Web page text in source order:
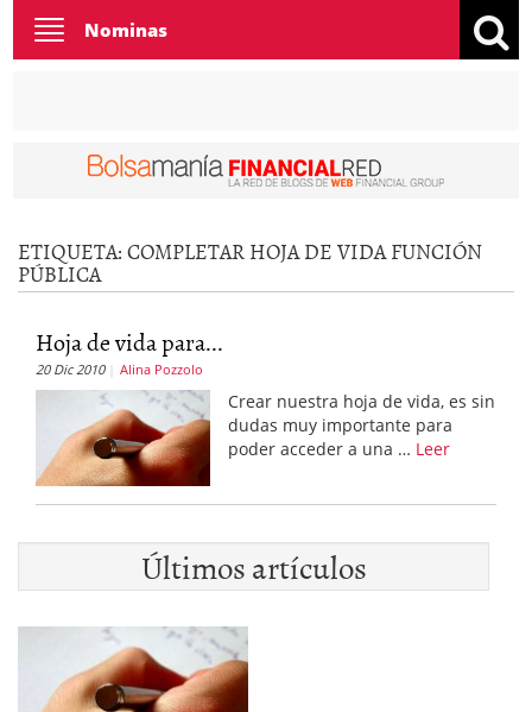
Toggle
navigation
Nominas
ETIQUETA:COMPLETAR HOJA DE VIDA FUNCIÓN
PÚBLICA
Hoja de vida para...
20 Dic 2010 Alina Pozzolo
Crear nuestra hoja de vida, es sin
dudas muy importante para
poder acceder a una … Leer
Últimos artículos